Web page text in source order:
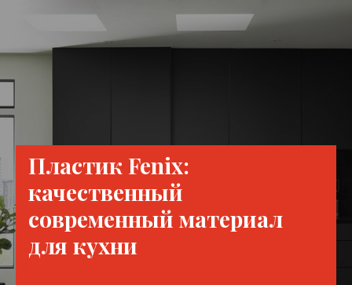
Пластик Fenix:
качественный
современный материал
для кухни